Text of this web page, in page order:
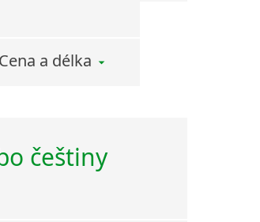
Cena a délka
češtiny